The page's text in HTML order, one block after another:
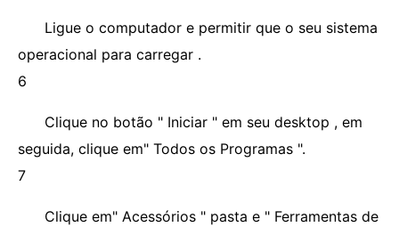
Ligue o computador e permitir que o seu sistema
operacional para carregar .
6
Clique no botão " Iniciar " em seu desktop , em
seguida, clique em" Todos os Programas ".
7
Clique em" Acessórios " pasta e " Ferramentas de